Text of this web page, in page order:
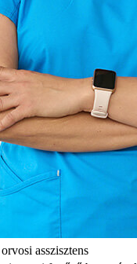
asszisztens